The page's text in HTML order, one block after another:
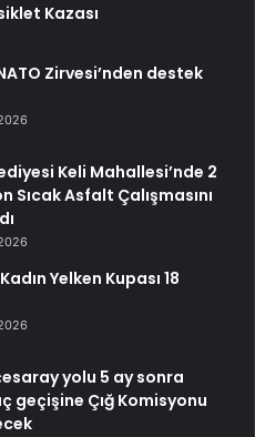
Kazası
Zirvesi’nden destek
Keli Mahallesi’nde 2
Sıcak Asfalt Çalışmasını
Yelken Kupası 18
yolu 5 ay sonra
geçişine Çığ Komisyonu